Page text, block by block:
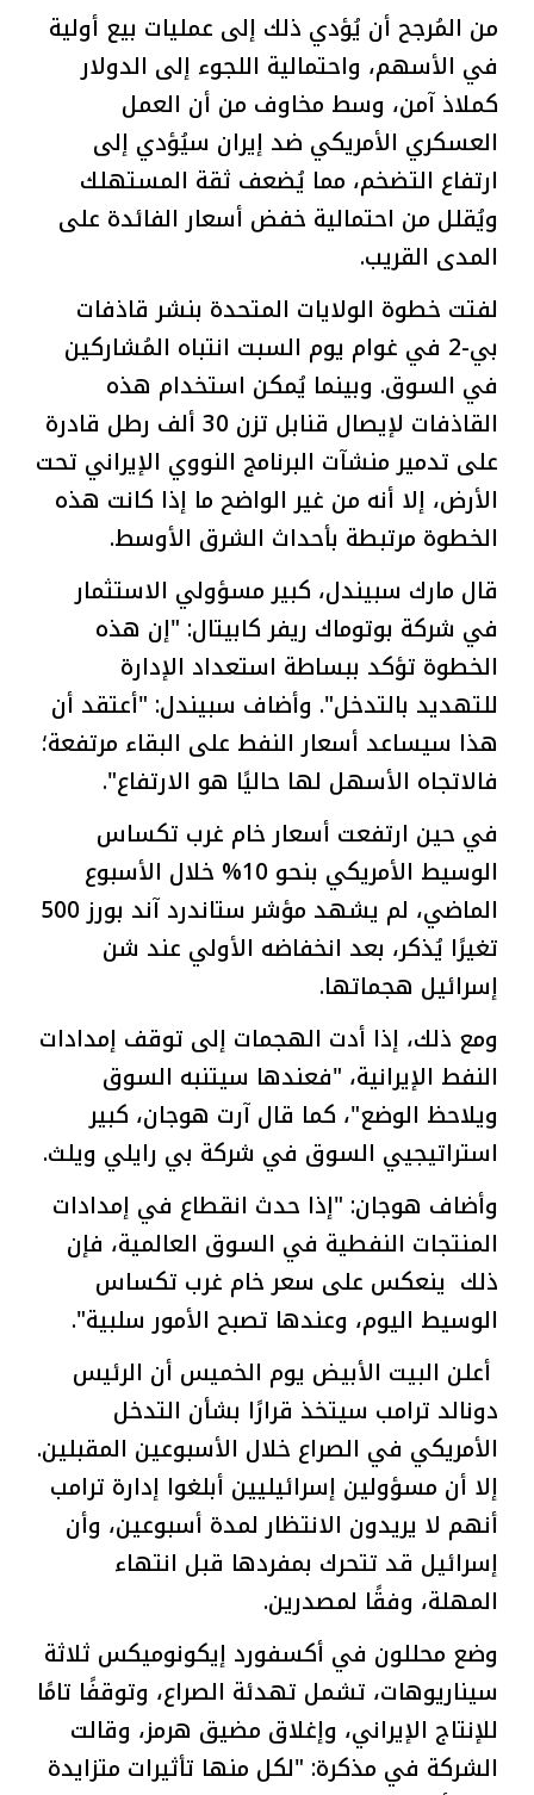
من المُرجح أن يُؤدي ذلك إلى عمليات بيع أولية
في الأسهم، واحتمالية اللجوء إلى الدولار
كملاذ آمن، وسط مخاوف من أن العمل
العسكري الأمريكي ضد إيران سيُؤدي إلى
ارتفاع التضخم، مما يُضعف ثقة المستهلك
ويُقلل من احتمالية خفض أسعار الفائدة على
المدى القريب.
لفتت خطوة الولايات المتحدة بنشر قاذفات
بي-2 في غوام يوم السبت انتباه المُشاركين
في السوق. وبينما يُمكن استخدام هذه
القاذفات لإيصال قنابل تزن 30 ألف رطل قادرة
على تدمير منشآت البرنامج النووي الإيراني تحت
الأرض، إلا أنه من غير الواضح ما إذا كانت هذه
الخطوة مرتبطة بأحداث الشرق الأوسط.
قال مارك سبيندل، كبير مسؤولي الاستثمار
في شركة بوتوماك ريفر كابيتال: "إن هذه
الخطوة تؤكد ببساطة استعداد الإدارة
للتهديد بالتدخل". وأضاف سبيندل: "أعتقد أن
هذا سيساعد أسعار النفط على البقاء مرتفعة؛
فالاتجاه الأسهل لها حاليًا هو الارتفاع".
في حين ارتفعت أسعار خام غرب تكساس
الوسيط الأمريكي بنحو 10% خلال الأسبوع
الماضي، لم يشهد مؤشر ستاندرد آند بورز 500
تغيرًا يُذكر، بعد انخفاضه الأولي عند شن
إسرائيل هجماتها.
ومع ذلك، إذا أدت الهجمات إلى توقف إمدادات
النفط الإيرانية، "فعندها سيتنبه السوق
ويلاحظ الوضع"، كما قال آرت هوجان، كبير
استراتيجيي السوق في شركة بي رايلي ويلث.
وأضاف هوجان: "إذا حدث انقطاع في إمدادات
المنتجات النفطية في السوق العالمية، فإن
ذلك ينعكس على سعر خام غرب تكساس
الوسيط اليوم، وعندها تصبح الأمور سلبية".
أعلن البيت الأبيض يوم الخميس أن الرئيس
دونالد ترامب سيتخذ قرارًا بشأن التدخل
الأمريكي في الصراع خلال الأسبوعين المقبلين.
إلا أن مسؤولين إسرائيليين أبلغوا إدارة ترامب
أنهم لا يريدون الانتظار لمدة أسبوعين، وأن
إسرائيل قد تتحرك بمفردها قبل انتهاء
المهلة، وفقًا لمصدرين.
وضع محللون في أكسفورد إيكونوميكس ثلاثة
سيناريوهات، تشمل تهدئة الصراع، وتوقفًا تامًا
للإنتاج الإيراني، وإغلاق مضيق هرمز، وقالت
الشركة في مذكرة: "لكل منها تأثيرات متزايدة